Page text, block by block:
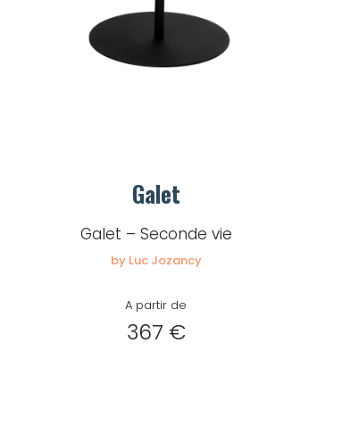
Galet
Galet – Seconde vie
by Luc Jozancy
A partir de
367 €